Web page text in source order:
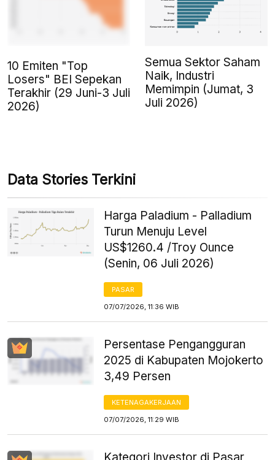
10 Emiten "Top
Losers" BEI Sepekan
Terakhir (29 Juni-3 Juli
2026)
Semua Sektor Saham
Naik, Industri
Memimpin (Jumat, 3
Juli 2026)
Data Stories Terkini
Harga Paladium - Palladium
Turun Menuju Level
US$1260.4 /Troy Ounce
(Senin, 06 Juli 2026)
PASAR
07/07/2026, 11:36 WIB
Persentase Pengangguran
2025 di Kabupaten Mojokerto
3,49 Persen
KETENAGAKERJAAN
07/07/2026, 11:29 WIB
Kategori Investor di Pasar